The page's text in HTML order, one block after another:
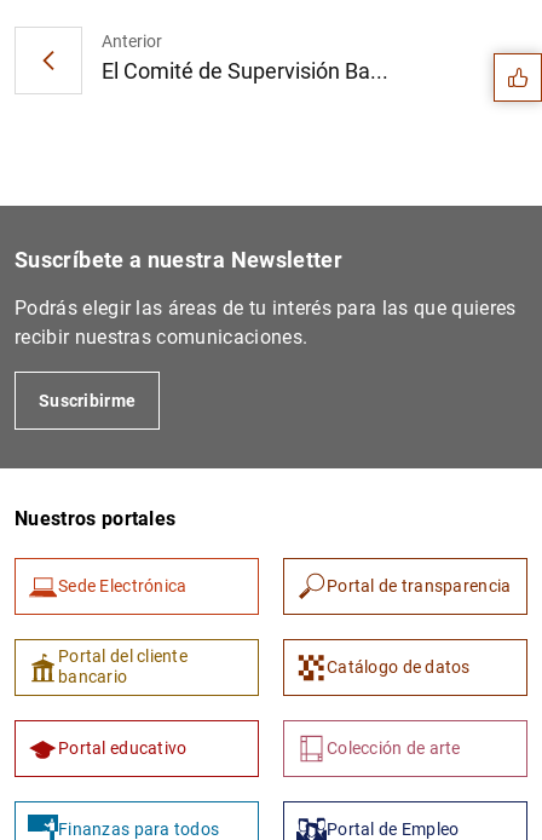
Anterior
El Comité de Supervisión Ba...
Suscríbete a nuestra Newsletter
Podrás elegir las áreas de tu interés para las que quieres
recibir nuestras comunicaciones.
Suscribirme
Nuestros portales
Sede Electrónica Portal de transparencia
Portal del cliente
bancario
Catálogo de datos
Portal educativo Colección de arte
Finanzas para todos Portal de Empleo